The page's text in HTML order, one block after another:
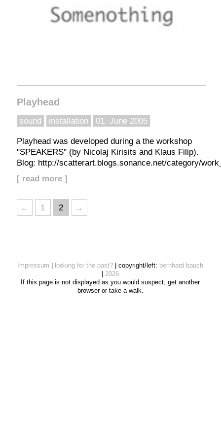
Playhead
sound installation 01. June 2005
Playhead was developed during a the workshop
"SPEAKERS" (by Nicolaj Kirisits and Klaus Filip).
Blog: http://scatterart.blogs.sonance.net/category/
[ read more ]
← 1 2 →
Impressum | looking for the past? | copyright/left: bernhard bauch
| 2026
If this page is not displayed as you would suspect, get another
browser or take a walk.